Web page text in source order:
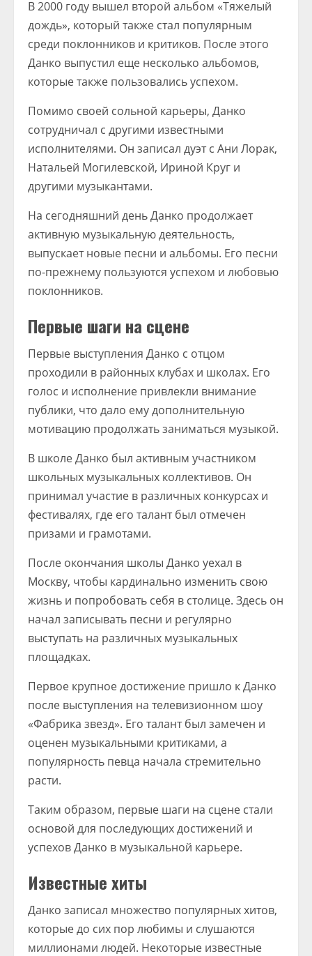
В 2000 году вышел второй альбом «Тяжелый
дождь», который также стал популярным
среди поклонников и критиков. После этого
Данко выпустил еще несколько альбомов,
которые также пользовались успехом.
Помимо своей сольной карьеры, Данко
сотрудничал с другими известными
исполнителями. Он записал дуэт с Ани Лорак,
Натальей Могилевской, Ириной Круг и
другими музыкантами.
На сегодняшний день Данко продолжает
активную музыкальную деятельность,
выпускает новые песни и альбомы. Его песни
по-прежнему пользуются успехом и любовью
поклонников.
Первые шаги на сцене
Первые выступления Данко с отцом
проходили в районных клубах и школах. Его
голос и исполнение привлекли внимание
публики, что дало ему дополнительную
мотивацию продолжать заниматься музыкой.
В школе Данко был активным участником
школьных музыкальных коллективов. Он
принимал участие в различных конкурсах и
фестивалях, где его талант был отмечен
призами и грамотами.
После окончания школы Данко уехал в
Москву, чтобы кардинально изменить свою
жизнь и попробовать себя в столице. Здесь он
начал записывать песни и регулярно
выступать на различных музыкальных
площадках.
Первое крупное достижение пришло к Данко
после выступления на телевизионном шоу
«Фабрика звезд». Его талант был замечен и
оценен музыкальными критиками, а
популярность певца начала стремительно
расти.
Таким образом, первые шаги на сцене стали
основой для последующих достижений и
успехов Данко в музыкальной карьере.
Известные хиты
Данко записал множество популярных хитов,
которые до сих пор любимы и слушаются
миллионами людей. Некоторые известные